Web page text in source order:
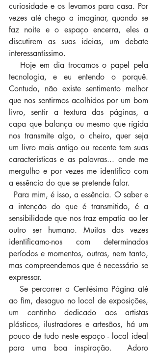
curiosidade e os levamos para casa. Por
vezes até chego a imaginar, quando se
faz noite e o espaço encerra, eles a
discutirem as suas ideias, um debate
interessantíssimo.
tecnologia, e eu entendo o porquê.
Contudo, não existe sentimento melhor
que nos sentirmos acolhidos por um bom
livro, sentir a textura das páginas, a
capa que balança ou mesmo que rígida
nos transmite algo, o cheiro, quer seja
um livro mais antigo ou recente tem suas
características e as palavras... onde me
mergulho e por vezes me identifico com
a essência do que se pretende falar.
a intenção do que é transmitido, é a
sensibilidade que nos traz empatia ao ler
outro ser humano. Muitas das vezes
identificamo-nos com determinados
períodos e momentos, outras, nem tanto,
mas compreendemos que é necessário se
expressar.
ao fim, desaguo no local de exposições,
um cantinho dedicado aos artistas
plásticos, ilustradores e artesãos, há um
pouco de tudo neste espaço - local ideal
para uma boa inspiração.  Adoro